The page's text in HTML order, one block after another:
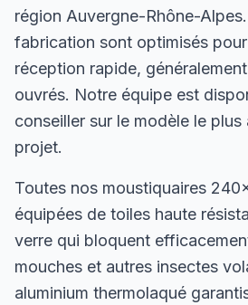
région Auvergne-Rhône-
fabrication sont optimisés
réception rapide,
ouvrés. Notre équipe est
conseiller sur le modèle le
projet.
Toutes nos moustiquaires
équipées de toiles haute
verre qui bloquent
mouches et autres insectes
aluminium thermolaqué